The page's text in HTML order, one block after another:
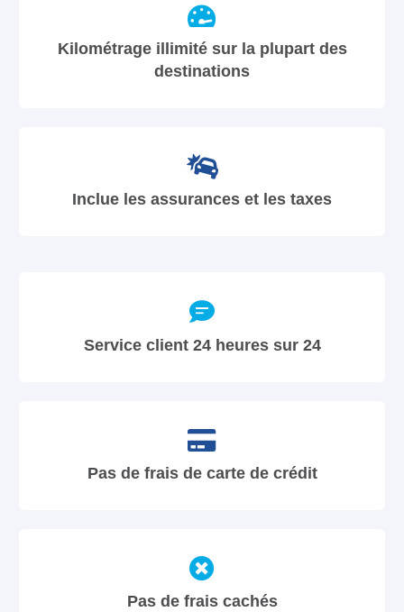
Kilométrage illimité sur la plupart des
destinations
Inclue les assurances et les taxes
Service client 24 heures sur 24
Pas de frais de carte de crédit
Pas de frais cachés